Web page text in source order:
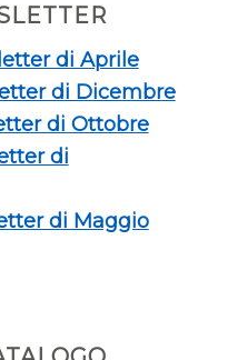
di Aprile
di Dicembre
di Ottobre
di
di Maggio